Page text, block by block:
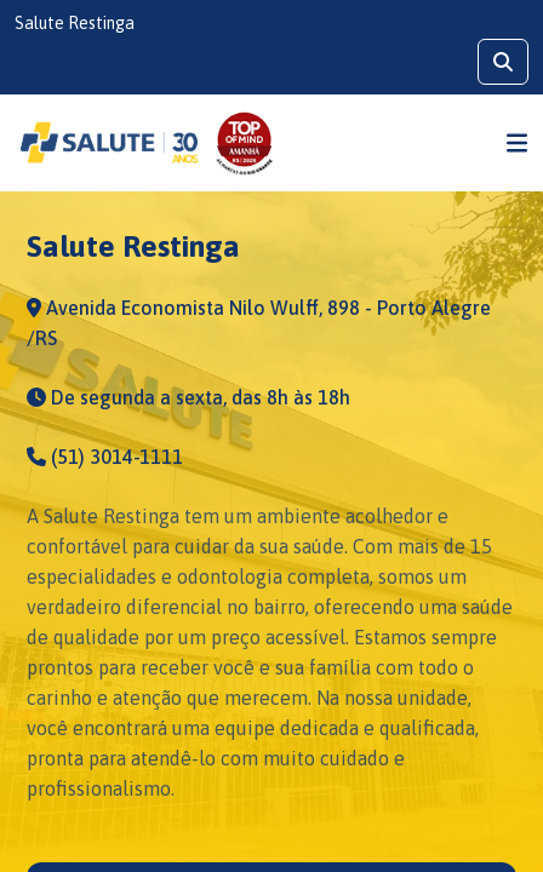
Salute Restinga
Salute Restinga
Avenida Economista Nilo Wulff, 898 - Porto Alegre
/RS
De segunda a sexta, das 8h às 18h
(51) 3014-1111
A Salute Restinga tem um ambiente acolhedor e
confortável para cuidar da sua saúde. Com mais de 15
especialidades e odontologia completa, somos um
verdadeiro diferencial no bairro, oferecendo uma saúde
de qualidade por um preço acessível. Estamos sempre
prontos para receber você e sua família com todo o
carinho e atenção que merecem. Na nossa unidade,
você encontrará uma equipe dedicada e qualificada,
pronta para atendê-lo com muito cuidado e
profissionalismo.